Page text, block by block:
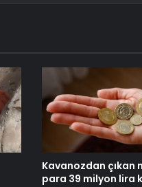
Kavanozdan çıkan
para 39 milyon lira